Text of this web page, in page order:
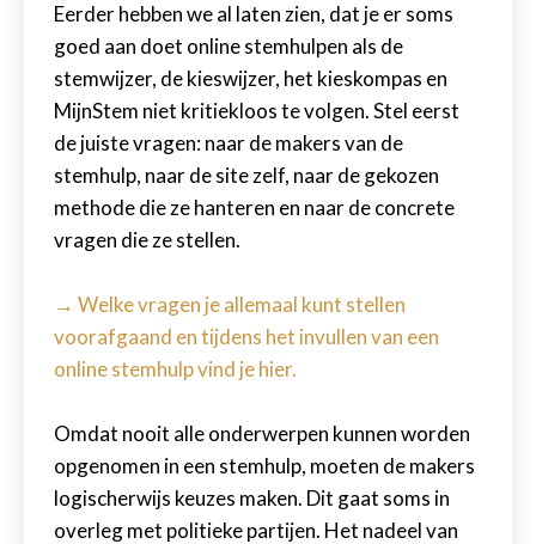
Eerder hebben we al laten zien, dat je er soms
goed aan doet online stemhulpen als de
stemwijzer, de kieswijzer, het kieskompas en
MijnStem niet kritiekloos te volgen. Stel eerst
de juiste vragen: naar de makers van de
stemhulp, naar de site zelf, naar de gekozen
methode die ze hanteren en naar de concrete
vragen die ze stellen.
→ Welke vragen je allemaal kunt stellen
voorafgaand en tijdens het invullen van een
online stemhulp vind je hier.
Omdat nooit alle onderwerpen kunnen worden
opgenomen in een stemhulp, moeten de makers
logischerwijs keuzes maken. Dit gaat soms in
overleg met politieke partijen. Het nadeel van